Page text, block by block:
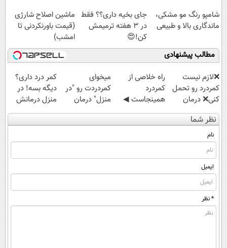
1,499,000
شامپو رنگ مو مشکی،
ماندگاری بالا و طبیعی
جای بخیه داری؟؟ فقط
در 3 هفته ترمیمش
کن!😍
ماشین اصلاح شارژی
(قیمت باورنکردنی تا
امشب)
مطالب پیشنهادی
❌لازم نیست
کمردرد رو تحمل
کنی❌ درمان
بدون جراحی و
قرص
(پرسشنامه)
‌راه خلاصی از
کمردرد
همینجاست ◀
فقط کافیه فرم
رو پر کنی!
میخوای
کمردردت رو "در
منزل" درمان
کنی؟ (◂فیلم +
◂پرسش‌نامه)
کمر درد داری؟
دیگه بسه! در
منزل درمانش
کن
(◀پرسش‌نامه)
نظر شما
نام
ایمیل
* نظر